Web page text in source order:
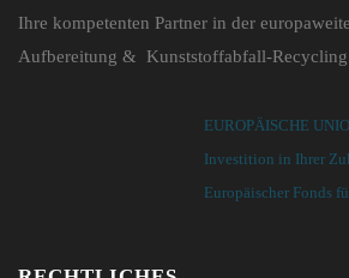
Ihre kompetenten Partner in der
Aufbereitung & Kunststoffabfall-
EUROPÄISCHE
Investition in Ihrer
Europäischer Fonds